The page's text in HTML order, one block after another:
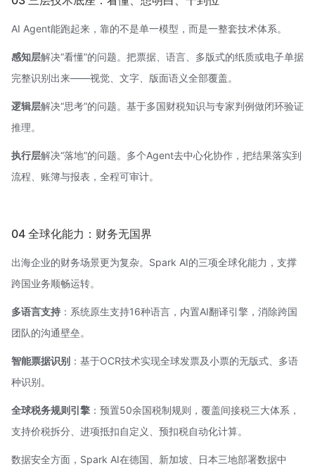
AI Agent能跑起来，靠的不是单一模型，而是一整套技术体系。
感知层解决“看懂”的问题。把票据、语言、多版式的纸质或电子单据
完整识别出来——视觉、文字、版面语义全部覆盖。
逻辑层解决“思考”的问题。基于多国财税知识与专家判例做闭环验证
推理。
执行层解决“落地”的问题。多个Agent去中心化协作，把结果落实到
流程、账簿与报表，全程可审计。
04 全球化能力：财务无国界
出海企业的财务场景更为复杂。Spark AI的三项全球化能力，支撑
跨国业务顺畅运转。
多语言支持 ：系统原生支持16种语言，内置AI翻译引擎，消除跨国
团队的沟通壁垒。
智能票据识别 ：基于OCR技术实现全球发票及小票的无版式、多语
种识别。
全球税务规则引擎 ：预置50余国税制规则，覆盖间接税三大体系，
支持价税拆分、进项抵扣自定义、预扣税自动化计算。
数据安全方面，Spark AI在德国、新加坡、日本三地部署数据中